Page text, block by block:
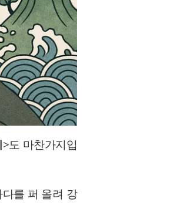
>도 마찬가지입
를 퍼 올려 강